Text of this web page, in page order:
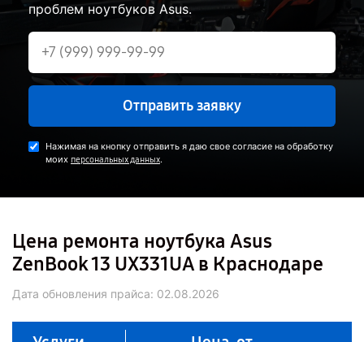
проблем ноутбуков Asus.
Отправить заявку
Нажимая на кнопку отправить я даю свое согласие на обработку
моих персональных данных.
Цена ремонта ноутбука Asus
ZenBook 13 UX331UA в Краснодаре
Дата обновления прайса: 02.08.2026